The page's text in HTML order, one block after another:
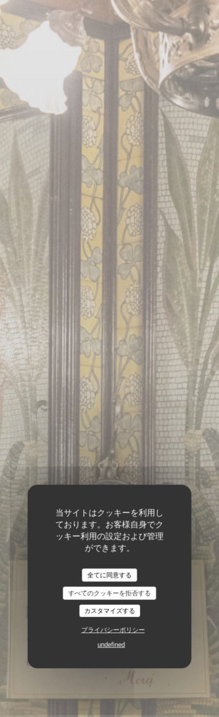
当サイトはクッキーを利用し
ております。お客様自身でク
ッキー利用の設定および管理
ができます。
全てに同意する
すべてのクッキーを拒否する
カスタマイズする
プライバシーポリシー
undefined
151, BOULEVARD SAINT-
GERMAIN 75006 PARIS